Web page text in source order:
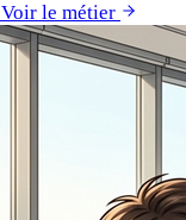
Voir le métier